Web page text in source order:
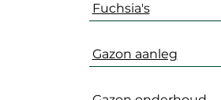
Fuchsia's
Gazon aanleg